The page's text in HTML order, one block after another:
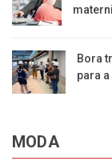
Bora
para
MODA